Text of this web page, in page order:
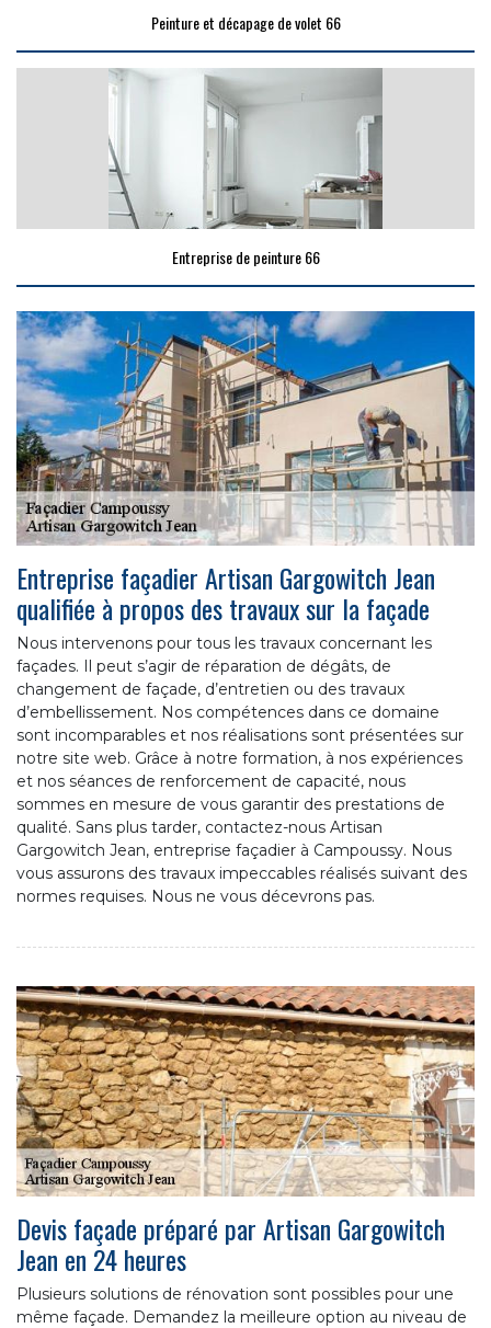
Peinture et décapage de volet 66
Entreprise de peinture 66
Entreprise façadier Artisan Gargowitch Jean
qualifiée à propos des travaux sur la façade
Nous intervenons pour tous les travaux concernant les
façades. Il peut s’agir de réparation de dégâts, de
changement de façade, d’entretien ou des travaux
d’embellissement. Nos compétences dans ce domaine
sont incomparables et nos réalisations sont présentées sur
notre site web. Grâce à notre formation, à nos expériences
et nos séances de renforcement de capacité, nous
sommes en mesure de vous garantir des prestations de
qualité. Sans plus tarder, contactez-nous Artisan
Gargowitch Jean, entreprise façadier à Campoussy. Nous
vous assurons des travaux impeccables réalisés suivant des
normes requises. Nous ne vous décevrons pas.
Devis façade préparé par Artisan Gargowitch
Jean en 24 heures
Plusieurs solutions de rénovation sont possibles pour une
même façade. Demandez la meilleure option au niveau de